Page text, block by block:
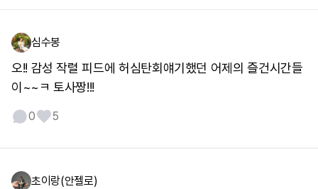
심수봉
오!! 감성 작렬 피드에 허심탄회얘기했던 어제의 즐건시간들
이~~ㅋ 토사짱!!!
0 5
초이랑(안젤로)